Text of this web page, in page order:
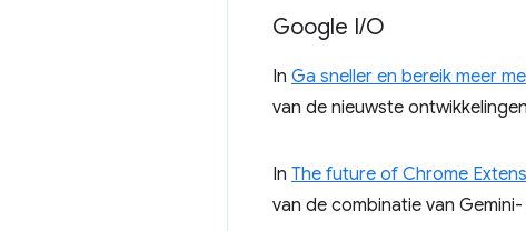
Google I/O
In Ga sneller en bereik meer
van de nieuwste
In The future of Chrome
van de combinatie van